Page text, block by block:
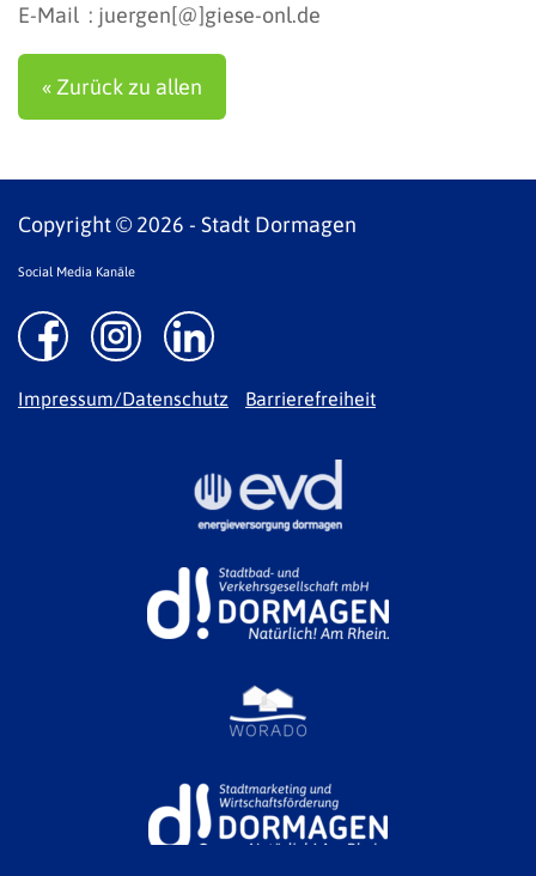
E-Mail : juergen[@]giese-onl.de
« Zurück zu allen
Copyright © 2026 - Stadt Dormagen
Social Media Kanäle
Impressum/Datenschutz Barrierefreiheit